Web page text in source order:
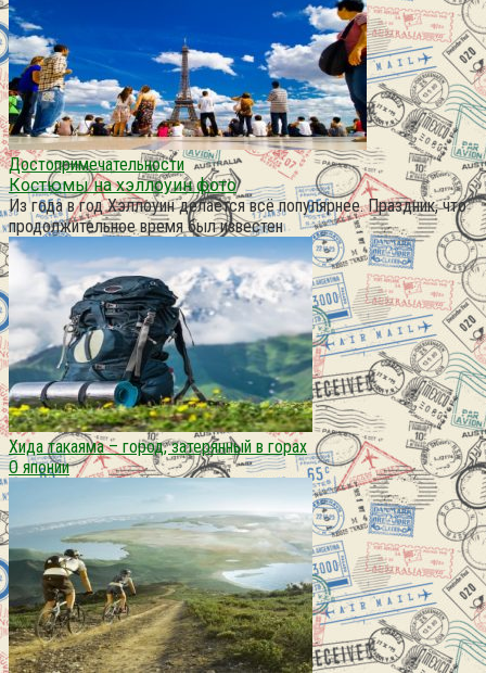
Достопримечательности
Костюмы на хэллоуин фото
Из года в год Хэллоуин делается всё популярнее. Праздник, что
продолжительное время был известен
Хида такаяма – город, затерянный в горах
О японии